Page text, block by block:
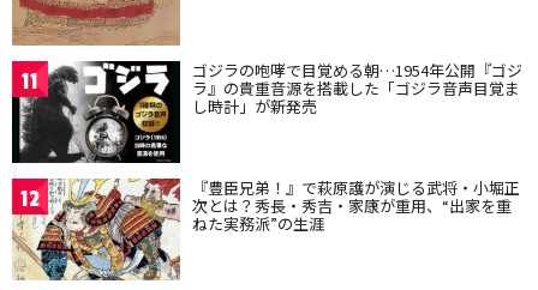
11 ゴジラの咆哮で目覚める朝…1954年公開『ゴジ
ラ』の貴重音源を搭載した「ゴジラ音声目覚ま
し時計」が新発売
12 『豊臣兄弟！』で萩原護が演じる武将・小堀正
次とは？秀長・秀吉・家康が重用、“出家を重
ねた実務派”の生涯